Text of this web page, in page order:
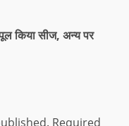
किया सीज, अन्य पर
Required